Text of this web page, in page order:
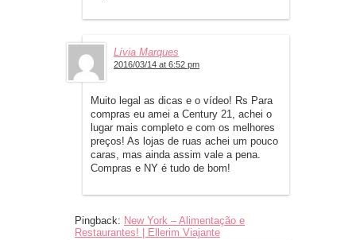
Lívia Marques
2016/03/14 at 6:52 pm
Muito legal as dicas e o vídeo! Rs Para
compras eu amei a Century 21, achei o
lugar mais completo e com os melhores
preços! As lojas de ruas achei um pouco
caras, mas ainda assim vale a pena.
Compras e NY é tudo de bom!
Pingback: New York – Alimentação e
Restaurantes! | Ellerim Viajante